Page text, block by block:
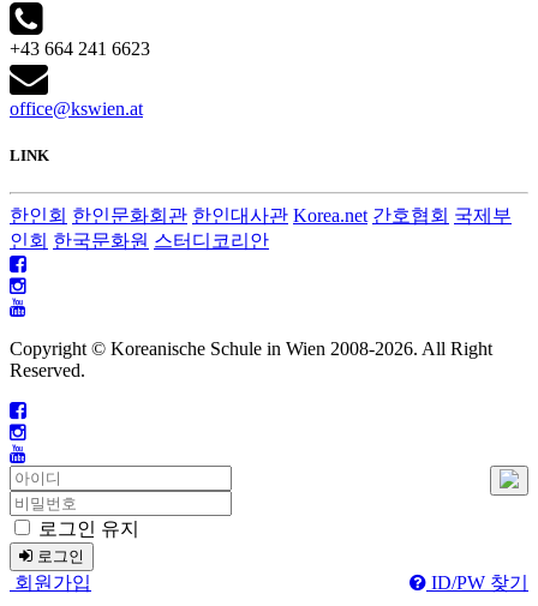
+43 664 241 6623
office@kswien.at
LINK
한인회 한인문화회관 한인대사관 Korea.net 간호협회 국제부
인회 한국문화원 스터디코리안
Copyright © Koreanische Schule in Wien 2008-2026. All Right
Reserved.
로그인 유지
로그인
회원가입 ID/PW 찾기